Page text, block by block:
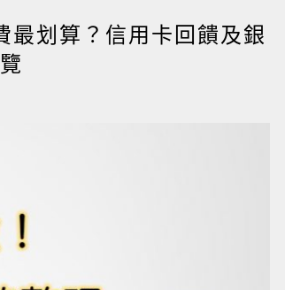
划算？信用卡回饋及銀